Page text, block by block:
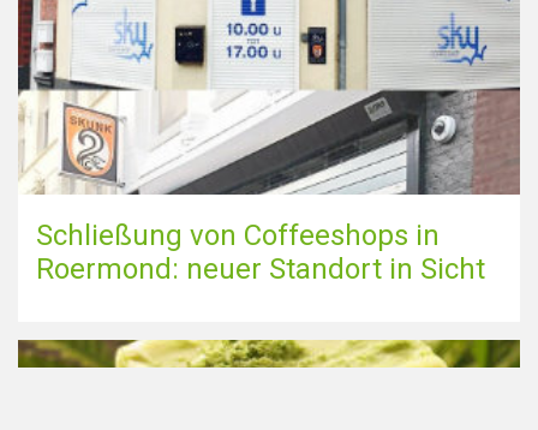
Schließung von Coffeeshops in
Roermond: neuer Standort in Sicht